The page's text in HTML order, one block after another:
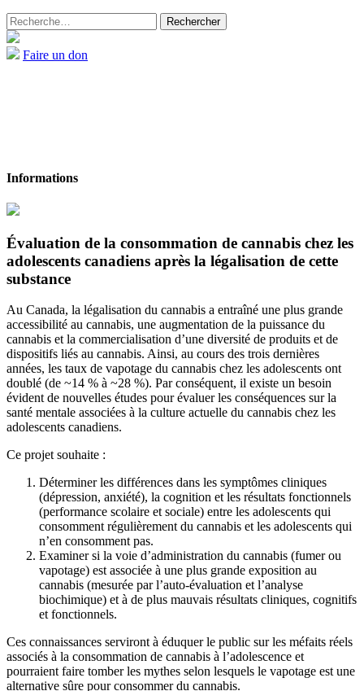
Rechercher :
Faire un don
Informations
Évaluation de la consommation de cannabis chez les
adolescents canadiens après la légalisation de cette
substance
Au Canada, la légalisation du cannabis a entraîné une plus grande
accessibilité au cannabis, une augmentation de la puissance du
cannabis et la commercialisation d’une diversité de produits et de
dispositifs liés au cannabis. Ainsi, au cours des trois dernières
années, les taux de vapotage du cannabis chez les adolescents ont
doublé (de ~14 % à ~28 %). Par conséquent, il existe un besoin
évident de nouvelles études pour évaluer les conséquences sur la
santé mentale associées à la culture actuelle du cannabis chez les
adolescents canadiens.
Ce projet souhaite :
Déterminer les différences dans les symptômes cliniques
(dépression, anxiété), la cognition et les résultats fonctionnels
(performance scolaire et sociale) entre les adolescents qui
consomment régulièrement du cannabis et les adolescents qui
n’en consomment pas.
Examiner si la voie d’administration du cannabis (fumer ou
vapotage) est associée à une plus grande exposition au
cannabis (mesurée par l’auto-évaluation et l’analyse
biochimique) et à de plus mauvais résultats cliniques, cognitifs
et fonctionnels.
Ces connaissances serviront à éduquer le public sur les méfaits réels
associés à la consommation de cannabis à l’adolescence et
pourraient faire tomber les mythes selon lesquels le vapotage est une
alternative sûre pour consommer du cannabis.